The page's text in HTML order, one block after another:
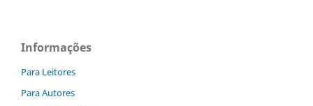
Informações
Para Leitores
Para Autores